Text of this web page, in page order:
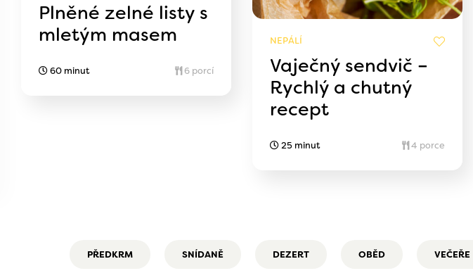
Plněné zelné listy s
mletým masem
60 minut 6 porcí
NEPÁLÍ
Vaječný sendvič –
Rychlý a chutný
recept
25 minut 4 porce
PŘEDKRM SNÍDANĚ DEZERT OBĚD VEČEŘE